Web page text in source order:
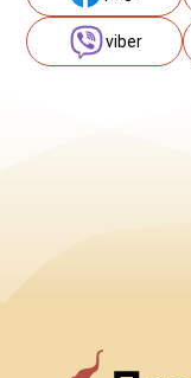
viber